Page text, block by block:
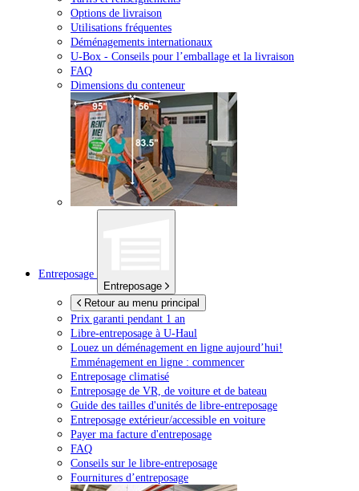
Options de livraison
Utilisations fréquentes
Déménagements internationaux
U-Box - Conseils pour l’emballage et la livraison
FAQ
Dimensions du conteneur
Entreposage
Entreposage
Retour au menu principal
Prix garanti pendant 1 an
Libre-entreposage à U-Haul
Louez un déménagement en ligne aujourd’hui!
Emménagement en ligne : commencer
Entreposage climatisé
Entreposage de VR, de voiture et de bateau
Guide des tailles d'unités de libre-entreposage
Entreposage extérieur/accessible en voiture
Payer ma facture d'entreposage
FAQ
Conseils sur le libre-entreposage
Fournitures d’entreposage